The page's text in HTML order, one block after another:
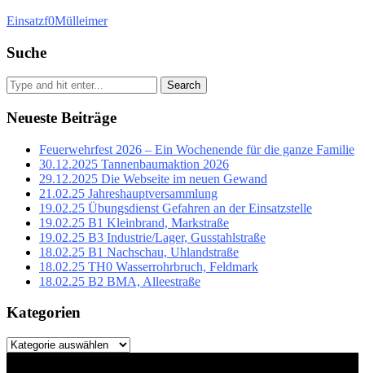
Einsatzf0Mülleimer
Suche
Search
Neueste Beiträge
Feuerwehrfest 2026 – Ein Wochenende für die ganze Familie
30.12.2025 Tannenbaumaktion 2026
29.12.2025 Die Webseite im neuen Gewand
21.02.25 Jahreshauptversammlung
19.02.25 Übungsdienst Gefahren an der Einsatzstelle
19.02.25 B1 Kleinbrand, Markstraße
19.02.25 B3 Industrie/Lager, Gusstahlstraße
18.02.25 B1 Nachschau, Uhlandstraße
18.02.25 TH0 Wasserrohrbruch, Feldmark
18.02.25 B2 BMA, Alleestraße
Kategorien
Kategorien